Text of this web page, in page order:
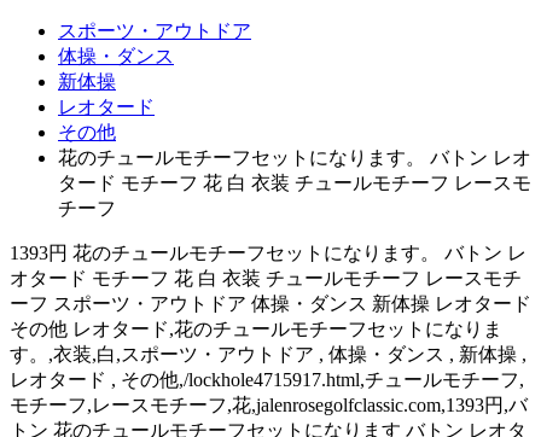
スポーツ・アウトドア
体操・ダンス
新体操
レオタード
その他
花のチュールモチーフセットになります。 バトン レオ
タード モチーフ 花 白 衣装 チュールモチーフ レースモ
チーフ
1393円 花のチュールモチーフセットになります。 バトン レ
オタード モチーフ 花 白 衣装 チュールモチーフ レースモチ
ーフ スポーツ・アウトドア 体操・ダンス 新体操 レオタード
その他 レオタード,花のチュールモチーフセットになりま
す。,衣装,白,スポーツ・アウトドア , 体操・ダンス , 新体操 ,
レオタード , その他,/lockhole4715917.html,チュールモチーフ,
モチーフ,レースモチーフ,花,jalenrosegolfclassic.com,1393円,バ
トン 花のチュールモチーフセットになります バトン レオタ